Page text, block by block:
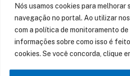
Nós usamos cookies para melhorar
navegação no portal. Ao utilizar
com a política de monitoramento
informações sobre como isso é
cookies. Se você concorda, clique
Todos os direitos reservados a
Mapa do Site
Acessar
Acessar o